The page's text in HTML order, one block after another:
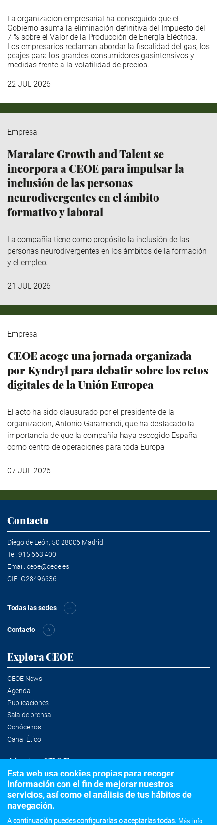
La organización empresarial ha conseguido que el
Gobierno asuma la eliminación definitiva del Impuesto del
7 % sobre el Valor de la Producción de Energía Eléctrica.
Los empresarios reclaman abordar la fiscalidad del gas, los
peajes para los grandes consumidores gasintensivos y
medidas frente a la volatilidad de precios.
22 JUL 2026
Empresa
Maralarc Growth and Talent se
incorpora a CEOE para impulsar la
inclusión de las personas
neurodivergentes en el ámbito
formativo y laboral
La compañía tiene como propósito la inclusión de las
personas neurodivergentes en los ámbitos de la formación
y el empleo.
21 JUL 2026
Empresa
CEOE acoge una jornada organizada
por Kyndryl para debatir sobre los retos
digitales de la Unión Europea
El acto ha sido clausurado por el presidente de la
organización, Antonio Garamendi, que ha destacado la
importancia de que la compañía haya escogido España
como centro de operaciones para toda Europa
07 JUL 2026
Contacto
Diego de León, 50 28006 Madrid
Tel. 915 663 400
Email. ceoe@ceoe.es
CIF- G28496636
Todas las sedes
Contacto
Explora CEOE
CEOE News
Agenda
Publicaciones
Sala de prensa
Conócenos
Canal Ético
Alertas CEOE
Suscríbete a la newsletter
Esta web usa cookies propias para recoger
información con el fin de mejorar nuestros
servicios, así como el análisis de tus hábitos de
navegación.
A continuación puedes configurarlas o aceptarlas todas. Más info